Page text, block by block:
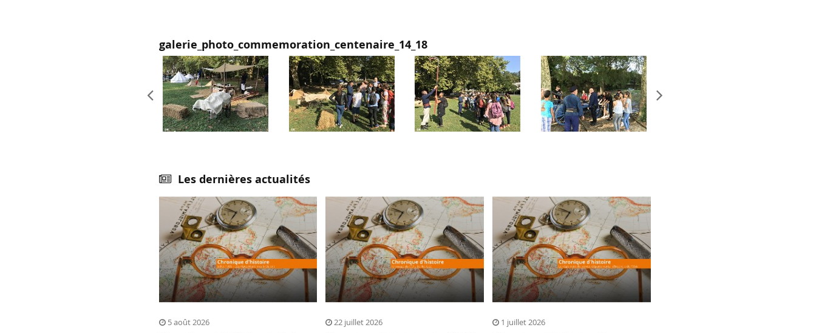
galerie_photo_commemoration_centenaire_14_18
Précédent Suivant
Les dernières actualités
5 août 2026 22 juillet 2026 1 juillet 2026